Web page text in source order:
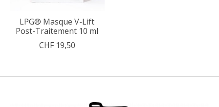
LPG® Masque V-Lift
Post-Traitement 10 ml
CHF 19,50